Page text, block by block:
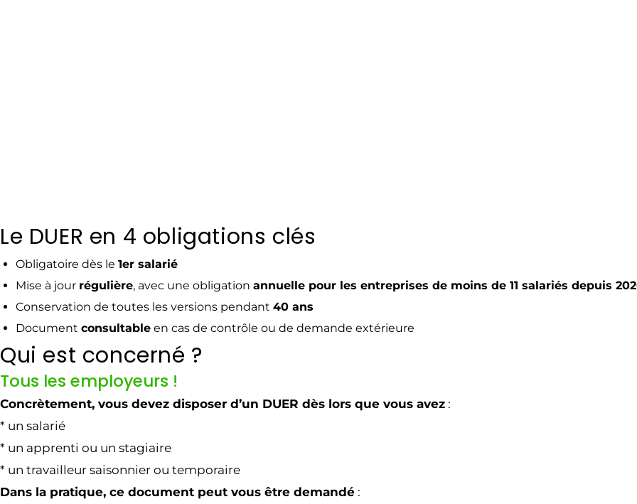
Le DUER en 4 obligations clés
Obligatoire dès le 1er salarié
Mise à jour régulière, avec une obligation annuelle pour les entreprises de moins de 11 salariés depuis
Conservation de toutes les versions pendant 40 ans
Document consultable en cas de contrôle ou de demande extérieure
Qui est concerné ?
Tous les employeurs !
Concrètement, vous devez disposer d’un DUER dès lors que vous avez :
* un salarié
* un apprenti ou un stagiaire
* un travailleur saisonnier ou temporaire
Dans la pratique, ce document peut vous être demandé :